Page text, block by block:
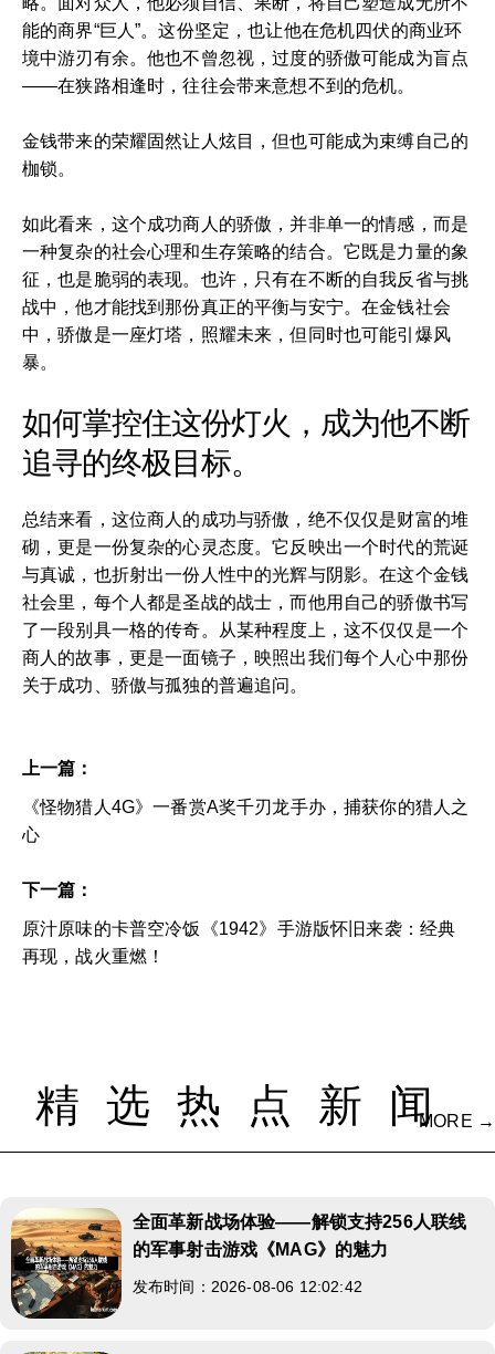
能的商界“巨人”。这份坚定，也让他在危机四伏的商业环
境中游刃有余。他也不曾忽视，过度的骄傲可能成为盲点
——在狭路相逢时，往往会带来意想不到的危机。
金钱带来的荣耀固然让人炫目，但也可能成为束缚自己的
枷锁。
如此看来，这个成功商人的骄傲，并非单一的情感，而是
一种复杂的社会心理和生存策略的结合。它既是力量的象
征，也是脆弱的表现。也许，只有在不断的自我反省与挑
战中，他才能找到那份真正的平衡与安宁。在金钱社会
中，骄傲是一座灯塔，照耀未来，但同时也可能引爆风
暴。
如何掌控住这份灯火，成为他不断
追寻的终极目标。
总结来看，这位商人的成功与骄傲，绝不仅仅是财富的堆
砌，更是一份复杂的心灵态度。它反映出一个时代的荒诞
与真诚，也折射出一份人性中的光辉与阴影。在这个金钱
社会里，每个人都是圣战的战士，而他用自己的骄傲书写
了一段别具一格的传奇。从某种程度上，这不仅仅是一个
商人的故事，更是一面镜子，映照出我们每个人心中那份
关于成功、骄傲与孤独的普遍追问。
上一篇：
《怪物猎人4G》一番赏A奖千刃龙手办，捕获你的猎人之
心
下一篇：
原汁原味的卡普空冷饭《1942》手游版怀旧来袭：经典
再现，战火重燃！
精选热点新闻
MORE →
全面革新战场体验——解锁支持256人联线
的军事射击游戏《MAG》的魅力
发布时间：2026-08-06 12:02:42